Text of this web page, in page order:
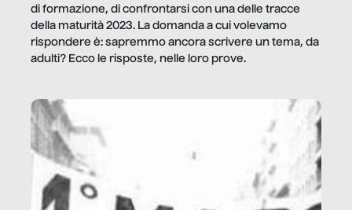
di formazione, di confrontarsi con una delle tracce
della maturità 2023. La domanda a cui volevamo
rispondere è: sapremmo ancora scrivere un tema, da
adulti? Ecco le risposte, nelle loro prove.